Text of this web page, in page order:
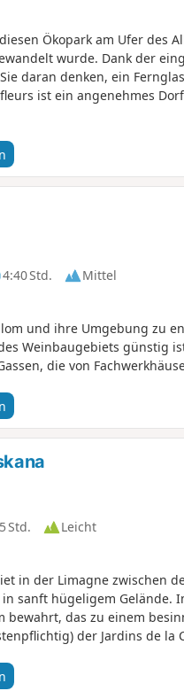
Ökopark am Ufer des
wurde. Dank der
daran denken, ein
ist ein angenehmes
4:40 Std.
Mittel
und ihre Umgebung zu
Weinbaugebiets günstig
die von
Std.
Leicht
in der Limagne zwischen
sanft hügeligem Gelände.
das zu einem
der Jardins de la